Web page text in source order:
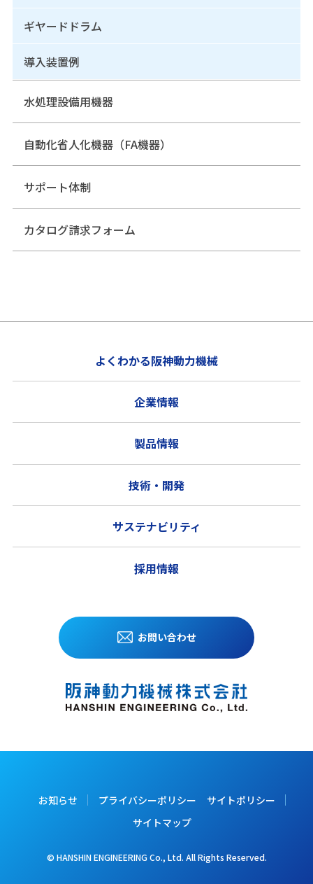
ギヤードドラム
導入装置例
水処理設備用機器
自動化省人化機器（FA機器）
サポート体制
カタログ請求フォーム
お問い合わせ
よくわかる阪神動力機械
企業情報
製品情報
技術・開発
サステナビリティ
採用情報
お知らせ プライバシーポリシー
サイトポリシー
サイトマップ
© HANSHIN ENGINEERING Co., Ltd. All Rights Reserved.